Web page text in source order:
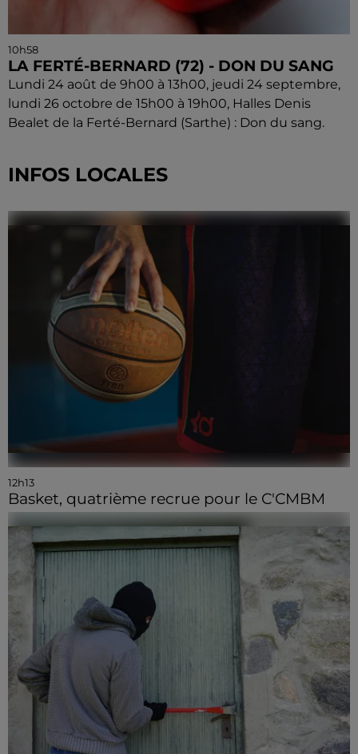
10h58
LA FERTÉ-BERNARD (72) - DON DU SANG
Lundi 24 août de 9h00 à 13h00, jeudi 24 septembre,
lundi 26 octobre de 15h00 à 19h00, Halles Denis
Bealet de la Ferté-Bernard (Sarthe) : Don du sang.
INFOS LOCALES
12h13
Basket, quatrième recrue pour le C'CMBM